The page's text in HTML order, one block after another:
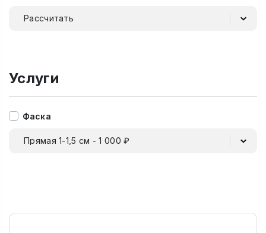
Рассчитать
Услуги
Фаска
Прямая 1-1,5 см - 1 000 ₽